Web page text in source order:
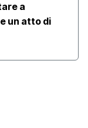
a
un atto di